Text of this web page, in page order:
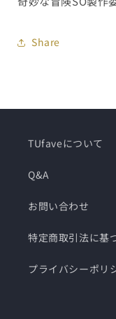
Share
TUfaveについて
Q&A
お問い合わせ
特定商取引法に基
プライバシーポリ